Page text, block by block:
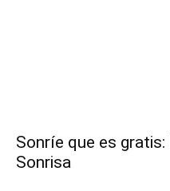
Sonríe que es
Sonrisa